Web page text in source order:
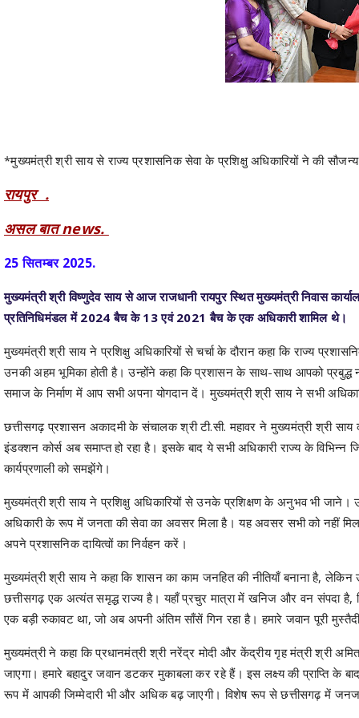
*मुख्यमंत्री श्री साय से राज्य प्रशासनिक सेवा के प्रशिक्षु अधिकारियों ने की
रायपुर .
असल बात news.
25 सितम्बर 2025.
मुख्यमंत्री श्री विष्णुदेव साय से आज राजधानी रायपुर स्थित मुख्यमंत्री निवास
प्रतिनिधिमंडल में 2024 बैच के 13 एवं 2021 बैच के एक अधिकारी शामिल थे।
मुख्यमंत्री श्री साय ने प्रशिक्षु अधिकारियों से चर्चा के दौरान कहा कि राज्य
उनकी अहम भूमिका होती है। उन्होंने कहा कि प्रशासन के साथ-साथ आपको
समाज के निर्माण में आप सभी अपना योगदान दें। मुख्यमंत्री श्री साय ने सभी
छत्तीसगढ़ प्रशासन अकादमी के संचालक श्री टी.सी. महावर ने मुख्यमंत्री श्री
इंडक्शन कोर्स अब समाप्त हो रहा है। इसके बाद ये सभी अधिकारी राज्य के
कार्यप्रणाली को समझेंगे।
मुख्यमंत्री श्री साय ने प्रशिक्षु अधिकारियों से उनके प्रशिक्षण के अनुभव भी
अधिकारी के रूप में जनता की सेवा का अवसर मिला है। यह अवसर सभी को नहीं
अपने प्रशासनिक दायित्वों का निर्वहन करें।
मुख्यमंत्री श्री साय ने कहा कि शासन का काम जनहित की नीतियाँ बनाना है,
छत्तीसगढ़ एक अत्यंत समृद्ध राज्य है। यहाँ प्रचुर मात्रा में खनिज और वन संपदा
एक बड़ी रुकावट था, जो अब अपनी अंतिम साँसें गिन रहा है। हमारे जवान पूरी
मुख्यमंत्री ने कहा कि प्रधानमंत्री श्री नरेंद्र मोदी और केंद्रीय गृह मंत्री श्री
जाएगा। हमारे बहादुर जवान डटकर मुकाबला कर रहे हैं। इस लक्ष्य की प्राप्ति के
रूप में आपकी जिम्मेदारी भी और अधिक बढ़ जाएगी। विशेष रूप से छत्तीसगढ़ में